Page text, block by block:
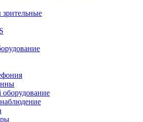
оборудование